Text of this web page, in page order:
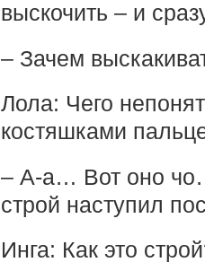
выскочить – и
– Зачем
Лола: Чего
костяшками
– А-а… Вот оно
строй наступил
Инга: Как это